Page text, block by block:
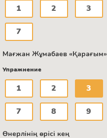
1 2 3
7
Мағжан Жұмабаев «Қарағым»
Упражнение
1 2 3
7 8 9
Өнерлінің өрісі кең